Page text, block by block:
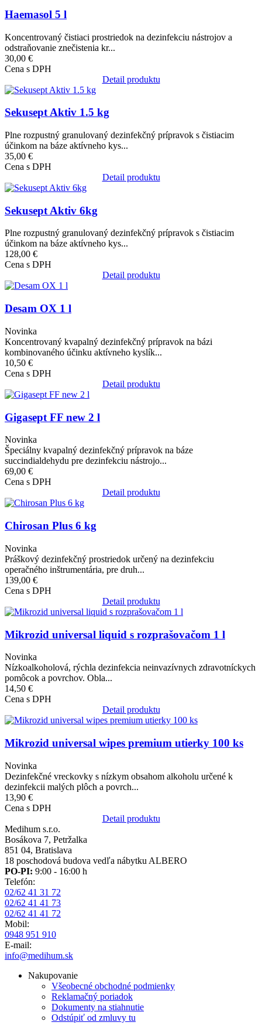
Haemasol 5 l
Koncentrovaný čistiaci prostriedok na dezinfekciu nástrojov a
odstraňovanie znečistenia kr...
30,00 €
Cena s DPH
Detail produktu
Obrázok
Sekusept Aktiv 1.5 kg
Plne rozpustný granulovaný dezinfekčný prípravok s čistiacim
účinkom na báze aktívneho kys...
35,00 €
Cena s DPH
Detail produktu
Obrázok
Sekusept Aktiv 6kg
Plne rozpustný granulovaný dezinfekčný prípravok s čistiacim
účinkom na báze aktívneho kys...
128,00 €
Cena s DPH
Detail produktu
Obrázok
Desam OX 1 l
Novinka
Koncentrovaný kvapalný dezinfekčný prípravok na bázi
kombinovaného účinku aktívneho kyslík...
10,50 €
Cena s DPH
Detail produktu
Obrázok
Gigasept FF new 2 l
Novinka
Špeciálny kvapalný dezinfekčný prípravok na báze
succindialdehydu pre dezinfekciu nástrojo...
69,00 €
Cena s DPH
Detail produktu
Obrázok
Chirosan Plus 6 kg
Novinka
Práškový dezinfekčný prostriedok určený na dezinfekciu
operačného inštrumentária, pre druh...
139,00 €
Cena s DPH
Detail produktu
Obrázok
Mikrozid universal liquid s rozprašovačom 1 l
Novinka
Nízkoalkoholová, rýchla dezinfekcia neinvazívnych zdravotníckych
pomôcok a povrchov. Obla...
14,50 €
Cena s DPH
Detail produktu
Obrázok
Mikrozid universal wipes premium utierky 100 ks
Novinka
Dezinfekčné vreckovky s nízkym obsahom alkoholu určené k
dezinfekcii malých plôch a povrch...
13,90 €
Cena s DPH
Detail produktu
Medihum s.r.o.
Bosákova 7, Petržalka
851 04, Bratislava
18 poschodová budova vedľa nábytku ALBERO
PO-PI: 9:00 - 16:00 h
Telefón:
02/62 41 31 72
02/62 41 41 73
02/62 41 41 72
Mobil:
0948 951 910
E-mail:
info@medihum.sk
Nakupovanie
Všeobecné obchodné podmienky
Reklamačný poriadok
Dokumenty na stiahnutie
Odstúpiť od zmluvy tu